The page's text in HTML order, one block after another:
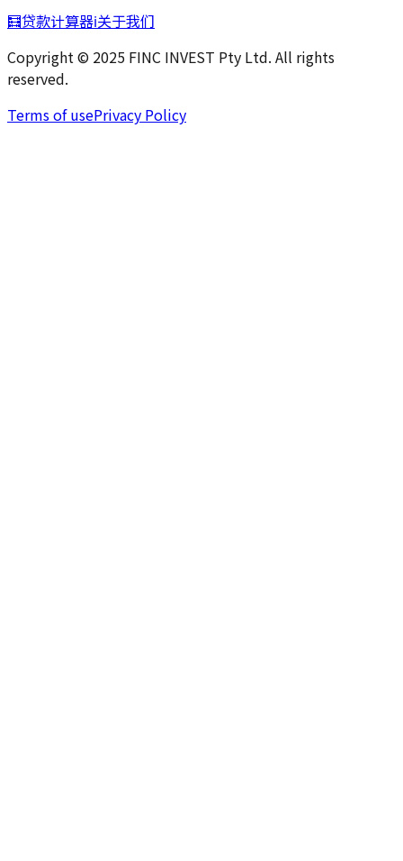
🧮贷款计算器ℹ️关于我们
Copyright © 2025 FINC INVEST Pty Ltd. All rights
reserved.
Terms of usePrivacy Policy